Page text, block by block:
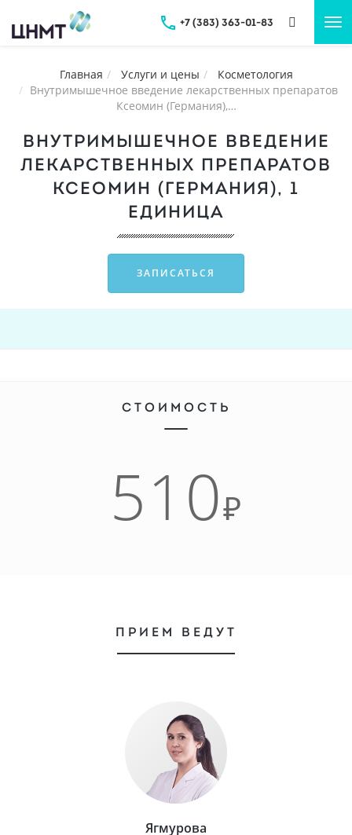
+7 (383) 363-01-83
Главная Услуги и цены
Косметология
Внутримышечное введение лекарственных препаратов
Ксеомин (Германия),…
ВНУТРИМЫШЕЧНОЕ ВВЕДЕНИЕ
ЛЕКАРСТВЕННЫХ ПРЕПАРАТОВ
КСЕОМИН (ГЕРМАНИЯ), 1
ЕДИНИЦА
ЗАПИСАТЬСЯ
СТОИМОСТЬ
510₽
ПРИЕМ ВЕДУТ
Ягмурова